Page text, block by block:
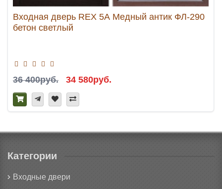
Входная дверь REX 5А Медный антик ФЛ-290
бетон светлый
36 400руб. 34 580руб.
Категории
Входные двери